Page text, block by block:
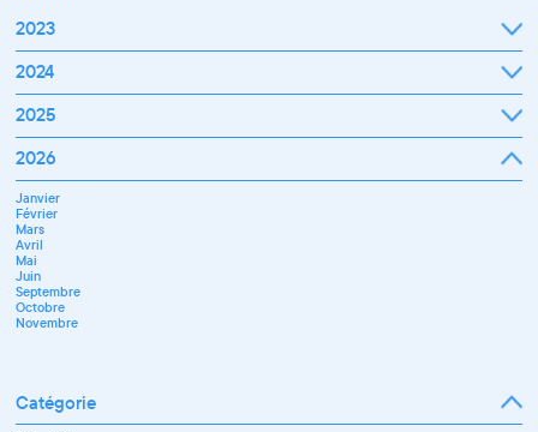
2023
Janvier
Mars
Avril
Septembre
Octobre
Novembre
Décembre
2024
Janvier
Mars
Avril
Juin
Juillet
Septembre
Novembre
Décembre
2025
Janvier
Mars
Avril
Mai
Juin
Juillet
Septembre
Octobre
Novembre
Décembre
2026
Janvier
Février
Mars
Avril
Mai
Juin
Septembre
Octobre
Novembre
Catégorie